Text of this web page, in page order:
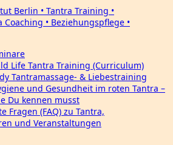
Life Tantra Training (Curriculum)
Tantramassage- & Liebestraining
und Gesundheit im roten Tantra –
Du kennen musst
Fragen (FAQ) zu Tantra,
und Veranstaltungen